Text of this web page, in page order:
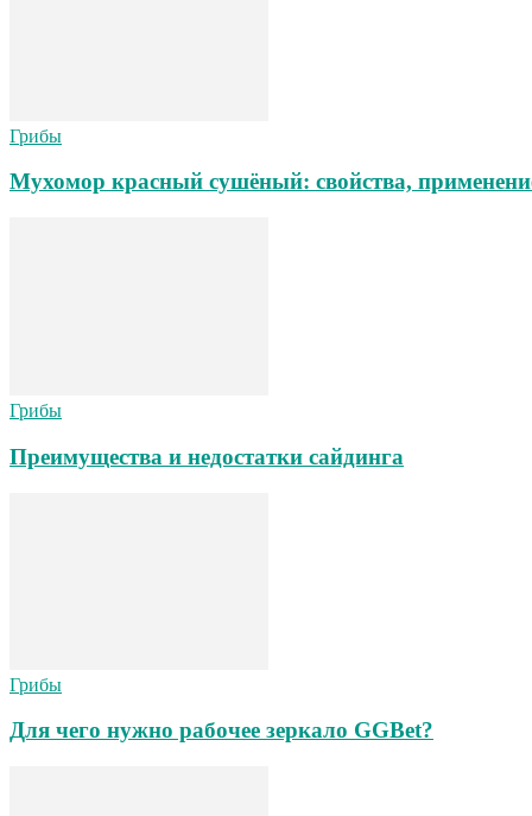
Грибы
Мухомор красный сушёный: свойства,
Грибы
Преимущества и недостатки сайдинга
Грибы
Для чего нужно рабочее зеркало GGBet?